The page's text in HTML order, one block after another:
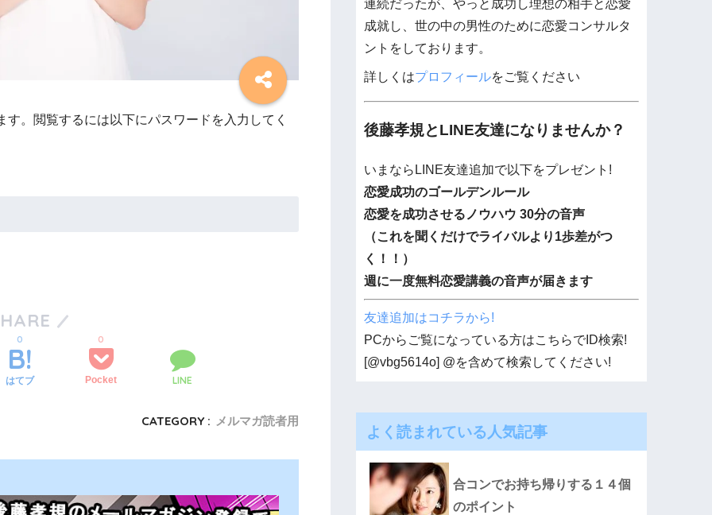
。閲覧するには以下にパスワードを入力してく
はてブ
0
Pocket
0
LINE
CATEGORY : メルマガ読者用
連続だったが、やっと成功し理想の相手と恋愛
成就し、世の中の男性のために恋愛コンサルタ
ントをしております。
詳しくはプロフィールをご覧ください
後藤孝規とLINE友達になりませんか？
いまならLINE友達追加で以下をプレゼント!
恋愛成功のゴールデンルール
恋愛を成功させるノウハウ 30分の音声
（これを聞くだけでライバルより1歩差がつ
く！！）
週に一度無料恋愛講義の音声が届きます
友達追加はコチラから!
PCからご覧になっている方はこちらでID検索!
[@vbg5614o] @を含めて検索してください!
よく読まれている人気記事
合コンでお持ち帰りする１４個
のポイント